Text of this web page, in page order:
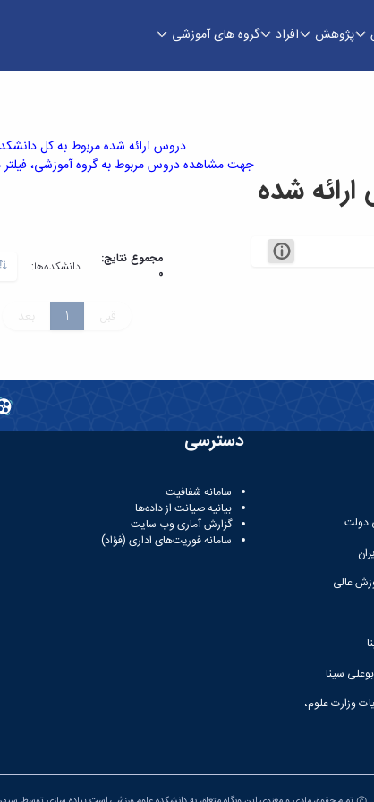
پژوهش افراد گروه های آموزشی
دروس ارائه شده مربوط به کل
جهت مشاهده دروس مربوط به گروه آموزشی، فیلتر
شده
مجموع نتایج:
0
دانشکده‌ها:
قبل 1 بعد
دولت
عالی
سینا
وزارت علوم،
دسترسی
سامانه شفافیت
بیانیه صیانت از داده‌ها
گزارش آماری وب‌ سایت
سامانه فوریت‌های اداری (فؤاد)